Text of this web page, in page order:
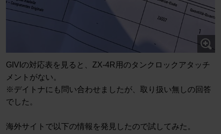
GIVIの対応表を見ると、ZX-4R用のタンクロックアタッチ
メントがない。
※デイトナにも問い合わせましたが、取り扱い無しの回答
でした。
海外サイトで以下の情報を発見したので試してみた。